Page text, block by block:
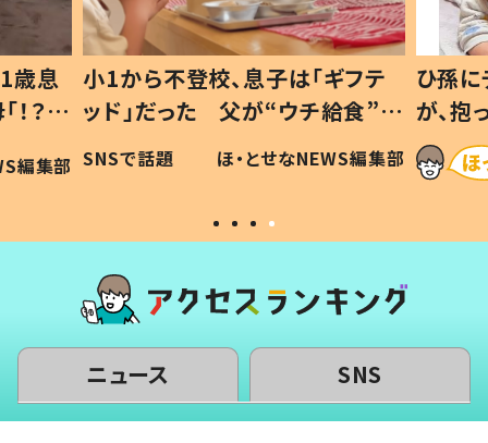
歳息
？」
編集部
小1から不登校、息子は「ギフテ
ッド」だった 父が“ウチ給食”を
作り続ける理由とは #令和の親
#令和の子
SNSで話題 ほ・とせなNEWS編集部
ひ孫
が、
「涙が
い」
ニュース SNS